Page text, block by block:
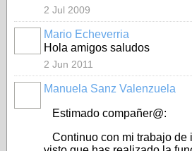
2 Jul 2009
Mario Echeverria
Hola amigos saludos
2 Jun 2011
Manuela Sanz Valenzuela
Estimado compañer@:
Continuo con mi trabajo de